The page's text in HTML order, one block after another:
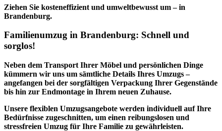
Ziehen Sie kosteneffizient und umweltbewusst um – in
Brandenburg.
Familienumzug in Brandenburg: Schnell und
sorglos!
Neben dem Transport Ihrer Möbel und persönlichen Dinge
kümmern wir uns um sämtliche Details Ihres Umzugs –
angefangen bei der sorgfältigen Verpackung Ihrer Gegenstände
bis hin zur Endmontage in Ihrem neuen Zuhause.
Unsere flexiblen Umzugsangebote werden individuell auf Ihre
Bedürfnisse zugeschnitten, um einen reibungslosen und
stressfreien Umzug für Ihre Familie zu gewährleisten.